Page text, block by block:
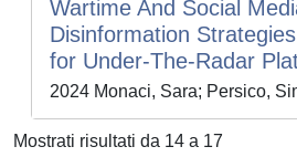
Wartime And Social
Disinformation
for Under-The-Radar
2024 Monaci, Sara; Persico,
Mostrati risultati da 14 a 17